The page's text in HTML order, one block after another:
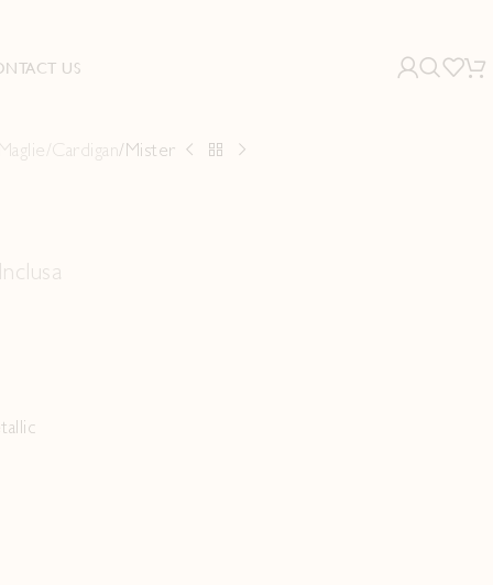
US
Maglie/Cardigan Mister